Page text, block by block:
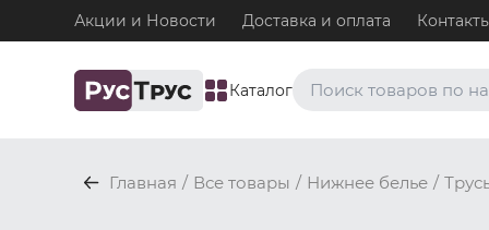
Акции и Новости Доставка и оплата
Каталог
Главная / Все товары / Нижнее белье /